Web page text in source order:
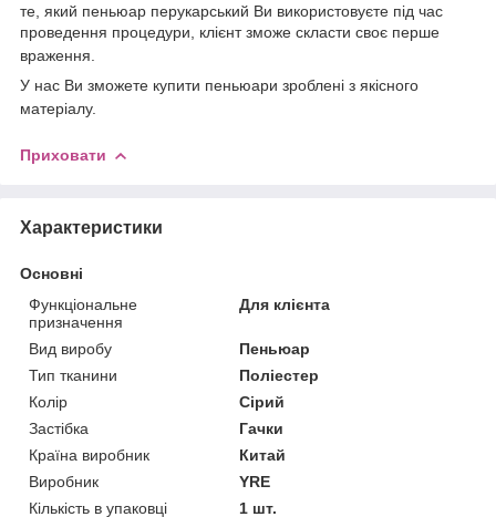
те, який пеньюар перукарський Ви використовуєте під час
проведення процедури, клієнт зможе скласти своє перше
враження.
У нас Ви зможете купити пеньюари зроблені з якісного
матеріалу.
Приховати
Характеристики
Основні
Функціональне
призначення
Для клієнта
Вид виробу
Пеньюар
Тип тканини
Поліестер
Колір
Сірий
Застібка
Гачки
Країна виробник
Китай
Виробник
YRE
Кількість в упаковці
1 шт.